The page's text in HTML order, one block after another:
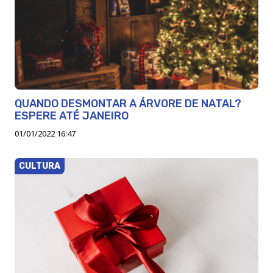
QUANDO DESMONTAR A ÁRVORE DE NATAL?
ESPERE ATÉ JANEIRO
01/01/2022 16:47
CULTURA